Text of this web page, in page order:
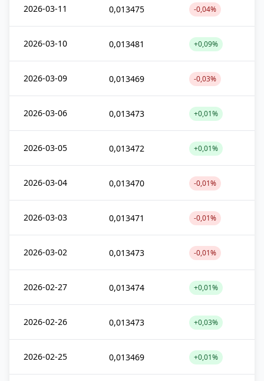
2026-03-11 0,013475 -0,04%
2026-03-10 0,013481 +0,09%
2026-03-09 0,013469 -0,03%
2026-03-06 0,013473 +0,01%
2026-03-05 0,013472 +0,01%
2026-03-04 0,013470 -0,01%
2026-03-03 0,013471 -0,01%
2026-03-02 0,013473 -0,01%
2026-02-27 0,013474 +0,01%
2026-02-26 0,013473 +0,03%
2026-02-25 0,013469 +0,01%